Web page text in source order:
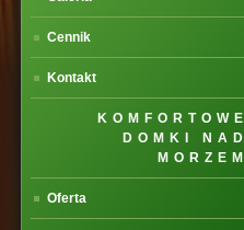
Cennik
Kontakt
KOMFORTOWE
DOMKI NAD
MORZEM
Oferta